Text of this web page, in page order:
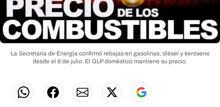
La Secretaría de Energía confirmó rebajas en gasolinas, diésel y kerosene
desde el 6 de julio. El GLP doméstico mantiene su precio.